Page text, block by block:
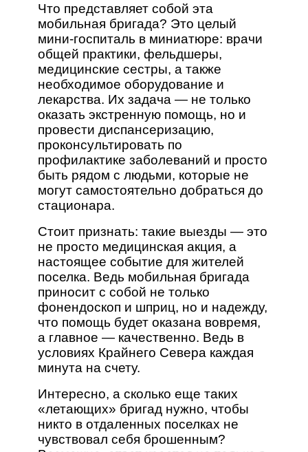
Что представляет собой эта
мобильная бригада? Это целый
мини-госпиталь в миниатюре: врачи
общей практики, фельдшеры,
медицинские сестры, а также
необходимое оборудование и
лекарства. Их задача — не только
оказать экстренную помощь, но и
провести диспансеризацию,
проконсультировать по
профилактике заболеваний и просто
быть рядом с людьми, которые не
могут самостоятельно добраться до
стационара.
Стоит признать: такие выезды — это
не просто медицинская акция, а
настоящее событие для жителей
поселка. Ведь мобильная бригада
приносит с собой не только
фонендоскоп и шприц, но и надежду,
что помощь будет оказана вовремя,
а главное — качественно. Ведь в
условиях Крайнего Севера каждая
минута на счету.
Интересно, а сколько еще таких
«летающих» бригад нужно, чтобы
никто в отдаленных поселках не
чувствовал себя брошенным?